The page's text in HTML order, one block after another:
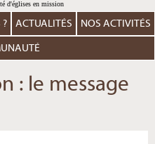
? ACTUALITÉS NOS ACTIVITÉS
: le message